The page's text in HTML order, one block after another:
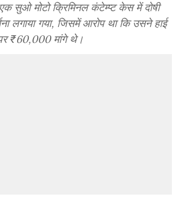
सुओ मोटो क्रिमिनल कंटेम्प्ट केस में दोषी
लगाया गया, जिसमें आरोप था कि उसने हाई
₹60,000 मांगे थे।